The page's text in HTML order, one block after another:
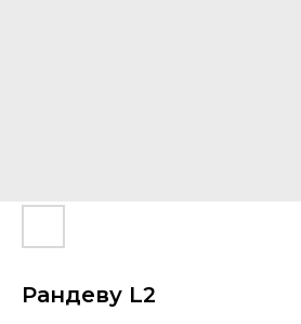
Рандеву L2